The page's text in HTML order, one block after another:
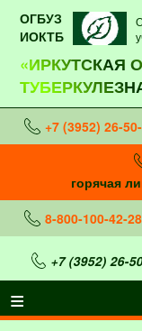
ОГБУЗ
ИОКТБ
«ИРКУТСКАЯ
+7 (3952) 26-
горячая
8-800-100-42-28
+7 (3952) 26-